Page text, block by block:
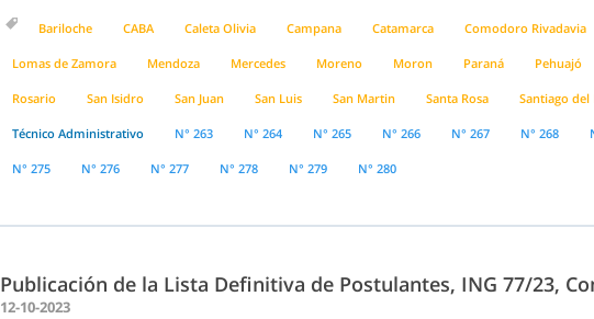
Bariloche CABA Caleta Olivia Campana Catamarca Comodoro Rivadavia
Lomas de Zamora Mendoza Mercedes Moreno Moron Paraná Pehuajó
Rosario San Isidro San Juan San Luis San Martin Santa Rosa Santiago del
Técnico Administrativo N° 263 N° 264 N° 265 N° 266 N° 267 N° 268
N° 275 N° 276 N° 277 N° 278 N° 279 N° 280
Publicación de la Lista Definitiva de Postulantes, ING 77/23,
12-10-2023